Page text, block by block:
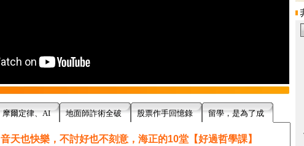
摩爾定律、AI 地面師詐術全破 股票作手回憶錄 留學，是為了成
音天也快樂，不討好也不刻意，海正的10堂【好過哲學課】